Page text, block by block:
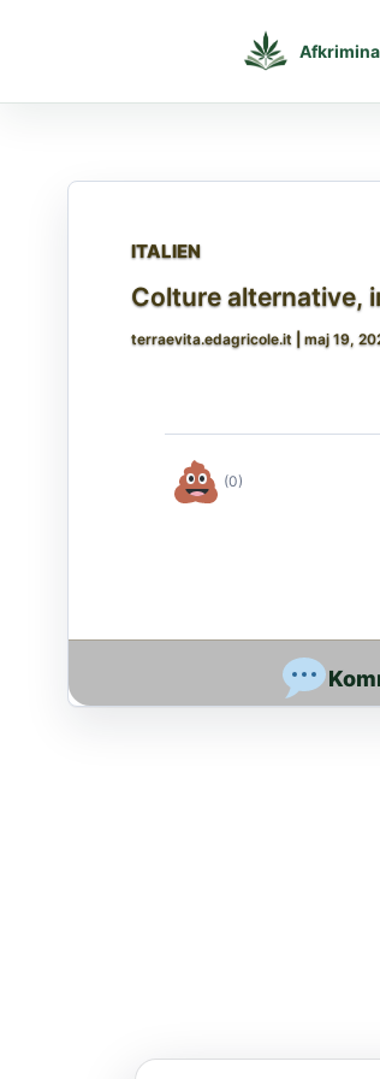
ITALIEN
Colture alternative,
terraevita.edagricole.it maj 19,
(0)